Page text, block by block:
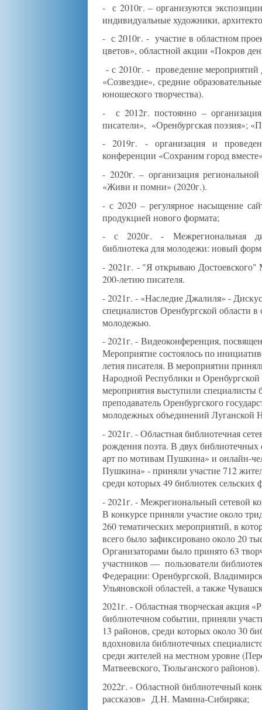
- с 2010г. – организуются
индивидуальные художники,
- с 2010г. - участие в областном
цветов», областной акции «Покров
- с 2010г. - проведение
«Созвездие», средние
юношеского творчества).
- с 2012г. постоянно –
писатели», «Оренбургская поэзия»;
- 2019г. - организация и
конференции «Сохраним город
- 2020г. – организация
«Живи и помни» (2020г.).
- с 2020 – регулярное насыщение
продукцией нового формата;
- с 2020г. - Межрегиональная
библиотека для молодежи: новый
- 2021г. - "Я открываю Достоевского"
200-летию писателя.
- 2021г. - «Наследие Джалиля» -
специалистов Оренбургской области
молодежью.
- 2021г. - Видеоконференция,
Мероприятие состоялось по
летия писателя. В мероприятии
Народной Республики и Оренбургской
мероприятия выступили специалисты
преподаватель Оренбургского
молодежных объединений Луганской
- 2021г. - Областная библиотечная
рождения поэта. В двух
арт по мотивам Пушкина» и онлайн-
Пушкина» - приняли участие 712
среди которых 49 библиотек сельских
- 2021г. - Межрегиональный сетевой
В конкурсе приняли участие около
260 тематических мероприятий, в
всего было зафиксировано около 20
Организаторами было принято 63
участников — пользователи
Федерации: Оренбургской,
Ульяновской областей, а также
2021г. - Областная творческая акция
библиотечном событии, приняли
13 районов, среди которых около 30
вдохновила библиотечных
среди жителей на местном уровне
Матвеевского, Тюльганского районов).
2022г. - Областной библиотечный
рассказов» Д.Н. Мамина-Сибиряка;